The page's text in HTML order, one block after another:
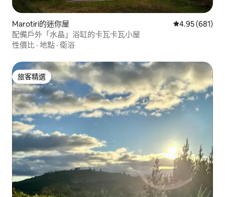
Marotiri的迷你屋 從 681 則評價
4.95 (681)
配備戶外「水晶」浴缸的卡瓦卡瓦小屋
性價比 · 地點 · 衛浴
旅客精選
旅客精選